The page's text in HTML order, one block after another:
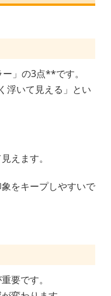
」の3点**です。
浮いて見える」とい
えます。
をキープしやすいで
要です。